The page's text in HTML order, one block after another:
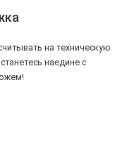
на техническую
наедине с